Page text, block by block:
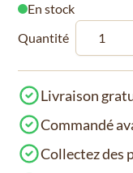
En stock
Quantité
Livraison
Commandé
Collectez des